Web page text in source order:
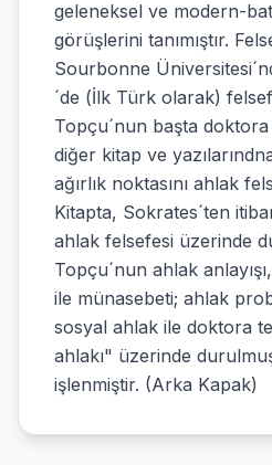
geleneksel ve modern-
görüşlerini tanımıştır.
Sourbonne
´de (İlk Türk olarak)
Topçu´nun başta
diğer kitap ve
ağırlık noktasını ahlak
Kitapta, Sokrates´ten
ahlak felsefesi üzerinde
Topçu´nun ahlak
ile münasebeti; ahlak
sosyal ahlak ile doktora
ahlakı" üzerinde
işlenmiştir. (Arka Kapak)